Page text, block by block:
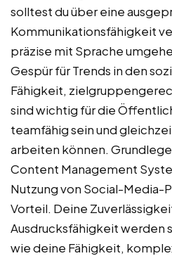
solltest du über eine
Kommunikationsfähigkeit
präzise mit Sprache
Gespür für Trends in den
Fähigkeit,
sind wichtig für die
teamfähig sein und
arbeiten können.
Content Management
Nutzung von Social-Media-
Vorteil. Deine
Ausdrucksfähigkeit werden
wie deine Fähigkeit,